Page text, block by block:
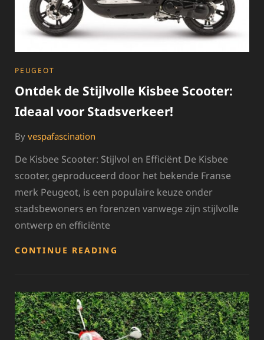
CATEGORIES
PEUGEOT
Ontdek de Stijlvolle Kisbee Scooter:
Ideaal voor Stadsverkeer!
By vespafascination
De Kisbee Scooter: Stijlvol en Efficiënt De Kisbee
scooter, geproduceerd door het bekende Franse
merk Peugeot, is een populaire keuze onder
stadsbewoners en forenzen vanwege zijn stijlvolle
ontwerp en efficiënte
CONTINUE READING
SCOOTER:
IDEAAL
VOOR
STADSVERKEER!